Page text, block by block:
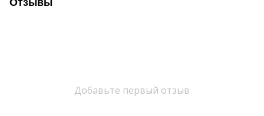
Добавьте первый отзыв